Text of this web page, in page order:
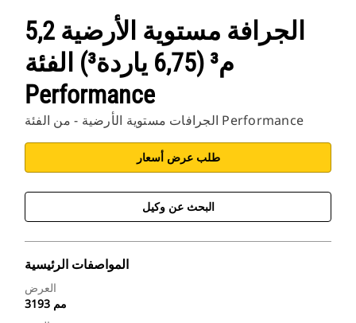
‏‫الجرافة مستوية الأرضية 5,2
م³ (6,75 ياردة³) الفئة
Performance
الجرافات مستوية الأرضية - من الفئة Performance
طلب عرض أسعار
البحث عن وكيل
المواصفات الرئيسية
العرض
3193 مم